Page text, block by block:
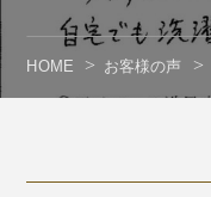
HOME お客様の声